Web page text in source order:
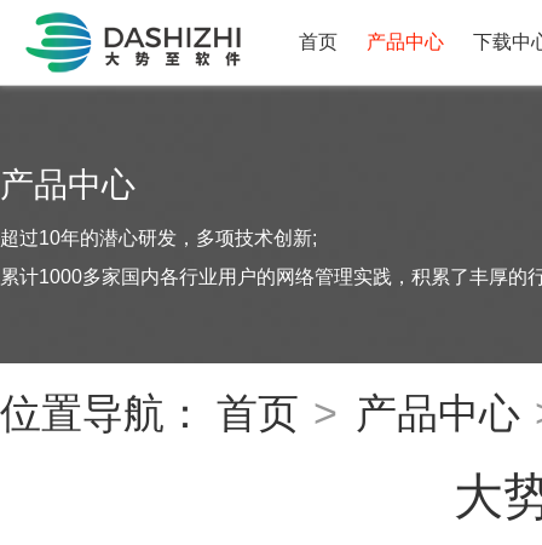
首页 产品中心 下载中
产品中心
超过10年的潜心研发，多项技术创新;
累计1000多家国内各行业用户的网络管理实践，积累了丰厚的
位置导航： 首页 > 产品中心
大